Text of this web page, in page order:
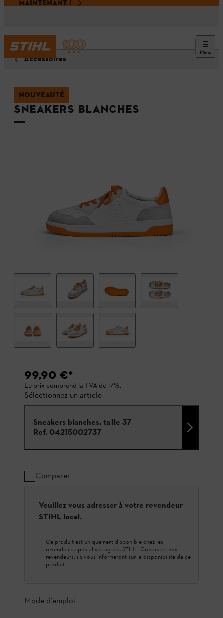
MAINTENANT !
Menu
Accessoires
NOUVEAUTÉ
Sneakers blanches
99,90 €*
Le prix comprend la TVA de 17%.
Sélectionnez un article
Sneakers blanches, taille 37
Ref. 04215002737
Comparer
Veuillez vous adresser à votre revendeur
STIHL local.
Ce produit est uniquement disponible chez les
revendeurs spécialisés agréés STIHL. Contactez nos
revendeurs, ils vous informeront sur la disponibilité de ce
produit.
Mode d'emploi